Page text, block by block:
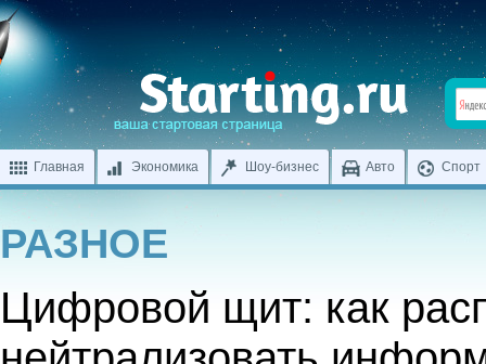
Главная Экономика Шоу-бизнес Авто Спорт
РАЗНОЕ
Цифровой щит: как